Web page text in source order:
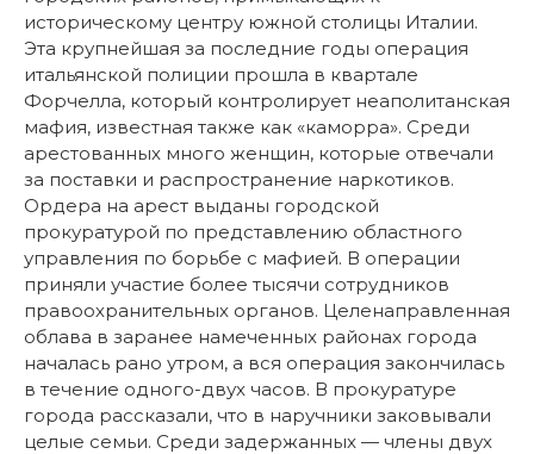
историческому центру южной столицы Италии.
Эта крупнейшая за последние годы операция
итальянской полиции прошла в квартале
Форчелла, который контролирует неаполитанская
мафия, известная также как «каморра». Среди
арестованных много женщин, которые отвечали
за поставки и распространение наркотиков.
Ордера на арест выданы городской
прокуратурой по представлению областного
управления по борьбе с мафией. В операции
приняли участие более тысячи сотрудников
правоохранительных органов. Целенаправленная
облава в заранее намеченных районах города
началась рано утром, а вся операция закончилась
в течение одного-двух часов. В прокуратуре
города рассказали, что в наручники заковывали
целые семьи. Среди задержанных — члены двух